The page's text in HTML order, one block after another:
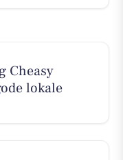
Cheasy
lokale